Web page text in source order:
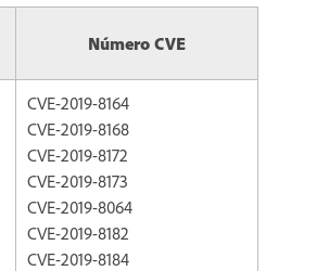
Número CVE
CVE-2019-8164
CVE-2019-8168
CVE-2019-8172
CVE-2019-8173
CVE-2019-8064
CVE-2019-8182
CVE-2019-8184